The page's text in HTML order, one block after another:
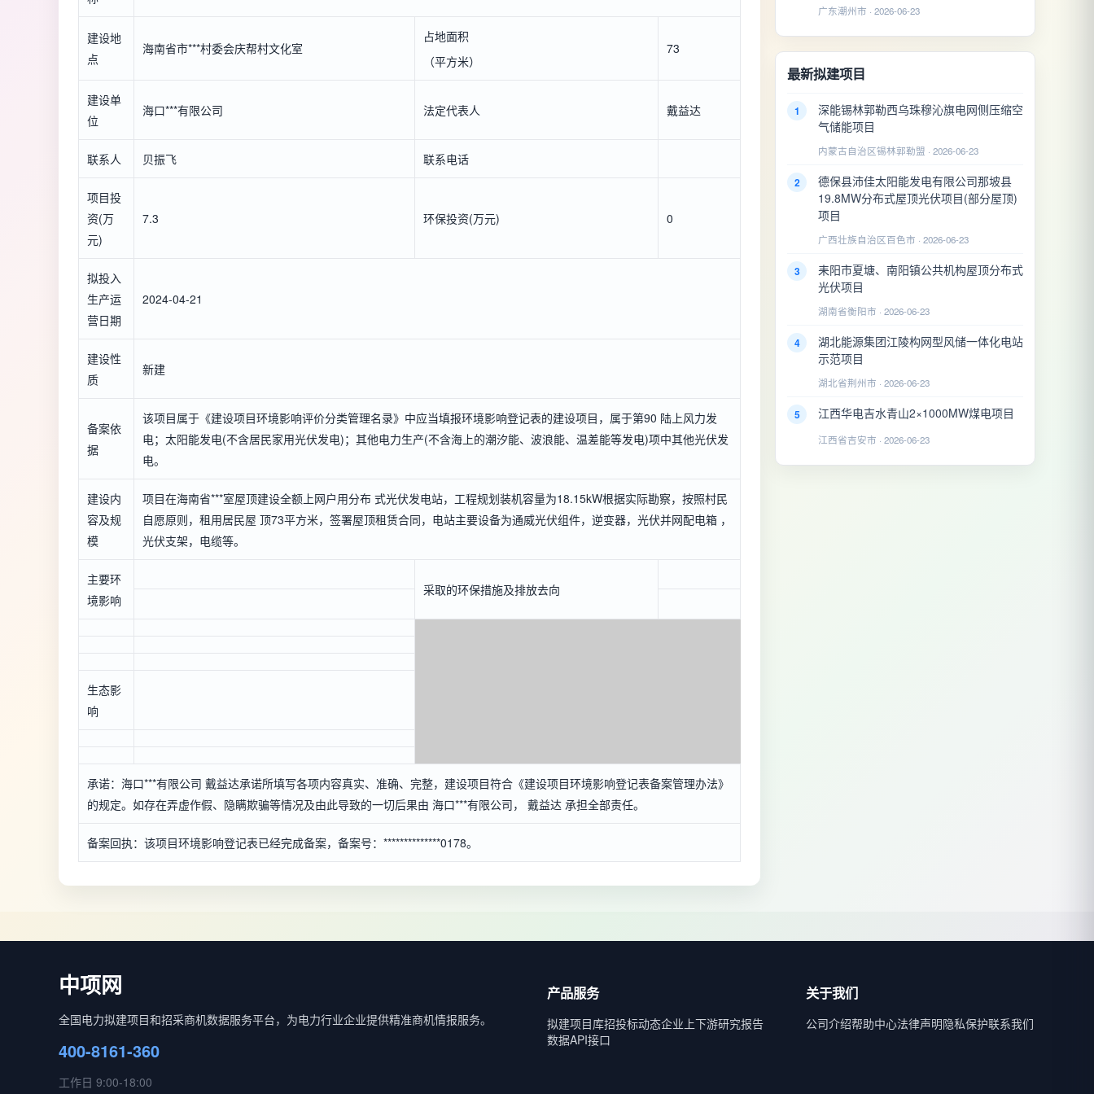
建设地
点
海南省市***村委会庆帮村文化室
占地面积
（平方米）
73
建设单
位
海口***有限公司 法定代表人 戴益达
联系人 贝振飞 联系电话
项目投
资(万
元)
7.3 环保投资(万元) 0
拟投入
生产运
营日期
2024-04-21
建设性
质
新建
备案依
据
该项目属于《建设项目环境影响评价分类管理名录》中应当填报环境影响登记表的建设项目，属于第90 陆上风力发
电；太阳能发电(不含居民家用光伏发电)；其他电力生产(不含海上的潮汐能、波浪能、温差能等发电)项中其他光伏发
电。
建设内
容及规
模
项目在海南省***室屋顶建设全额上网户用分布 式光伏发电站，工程规划装机容量为18.15kW根据实际勘察，按照村民
自愿原则，租用居民屋 顶73平方米，签署屋顶租赁合同，电站主要设备为通威光伏组件，逆变器，光伏并网配电箱 ，
光伏支架，电缆等。
主要环
境影响
采取的环保措施及排放去向
生态影
响
承诺：海口***有限公司 戴益达承诺所填写各项内容真实、准确、完整，建设项目符合《建设项目环境影响登记表备案管理办法》
的规定。如存在弄虚作假、隐瞒欺骗等情况及由此导致的一切后果由 海口***有限公司， 戴益达 承担全部责任。
备案回执：该项目环境影响登记表已经完成备案，备案号：**************0178。
广东潮州市 · 2026-06-23
最新拟建项目
1
深能锡林郭勒西乌珠穆沁旗电网侧压缩空
气储能项目
内蒙古自治区锡林郭勒盟 · 2026-06-23
2
德保县沛佳太阳能发电有限公司那坡县
19.8MW分布式屋顶光伏项目(部分屋顶)
项目
广西壮族自治区百色市 · 2026-06-23
3
耒阳市夏塘、南阳镇公共机构屋顶分布式
光伏项目
湖南省衡阳市 · 2026-06-23
4
湖北能源集团江陵构网型风储一体化电站
示范项目
湖北省荆州市 · 2026-06-23
5 江西华电吉水青山2×1000MW煤电项目
江西省吉安市 · 2026-06-23
中项网
全国电力拟建项目和招采商机数据服务平台，为电力行业企业提供精准商机情报服务。
400-8161-360
工作日 9:00-18:00
产品服务
拟建项目库招投标动态企业上下游研究报告
数据API接口
关于我们
公司介绍帮助中心法律声明隐私保护联系我们